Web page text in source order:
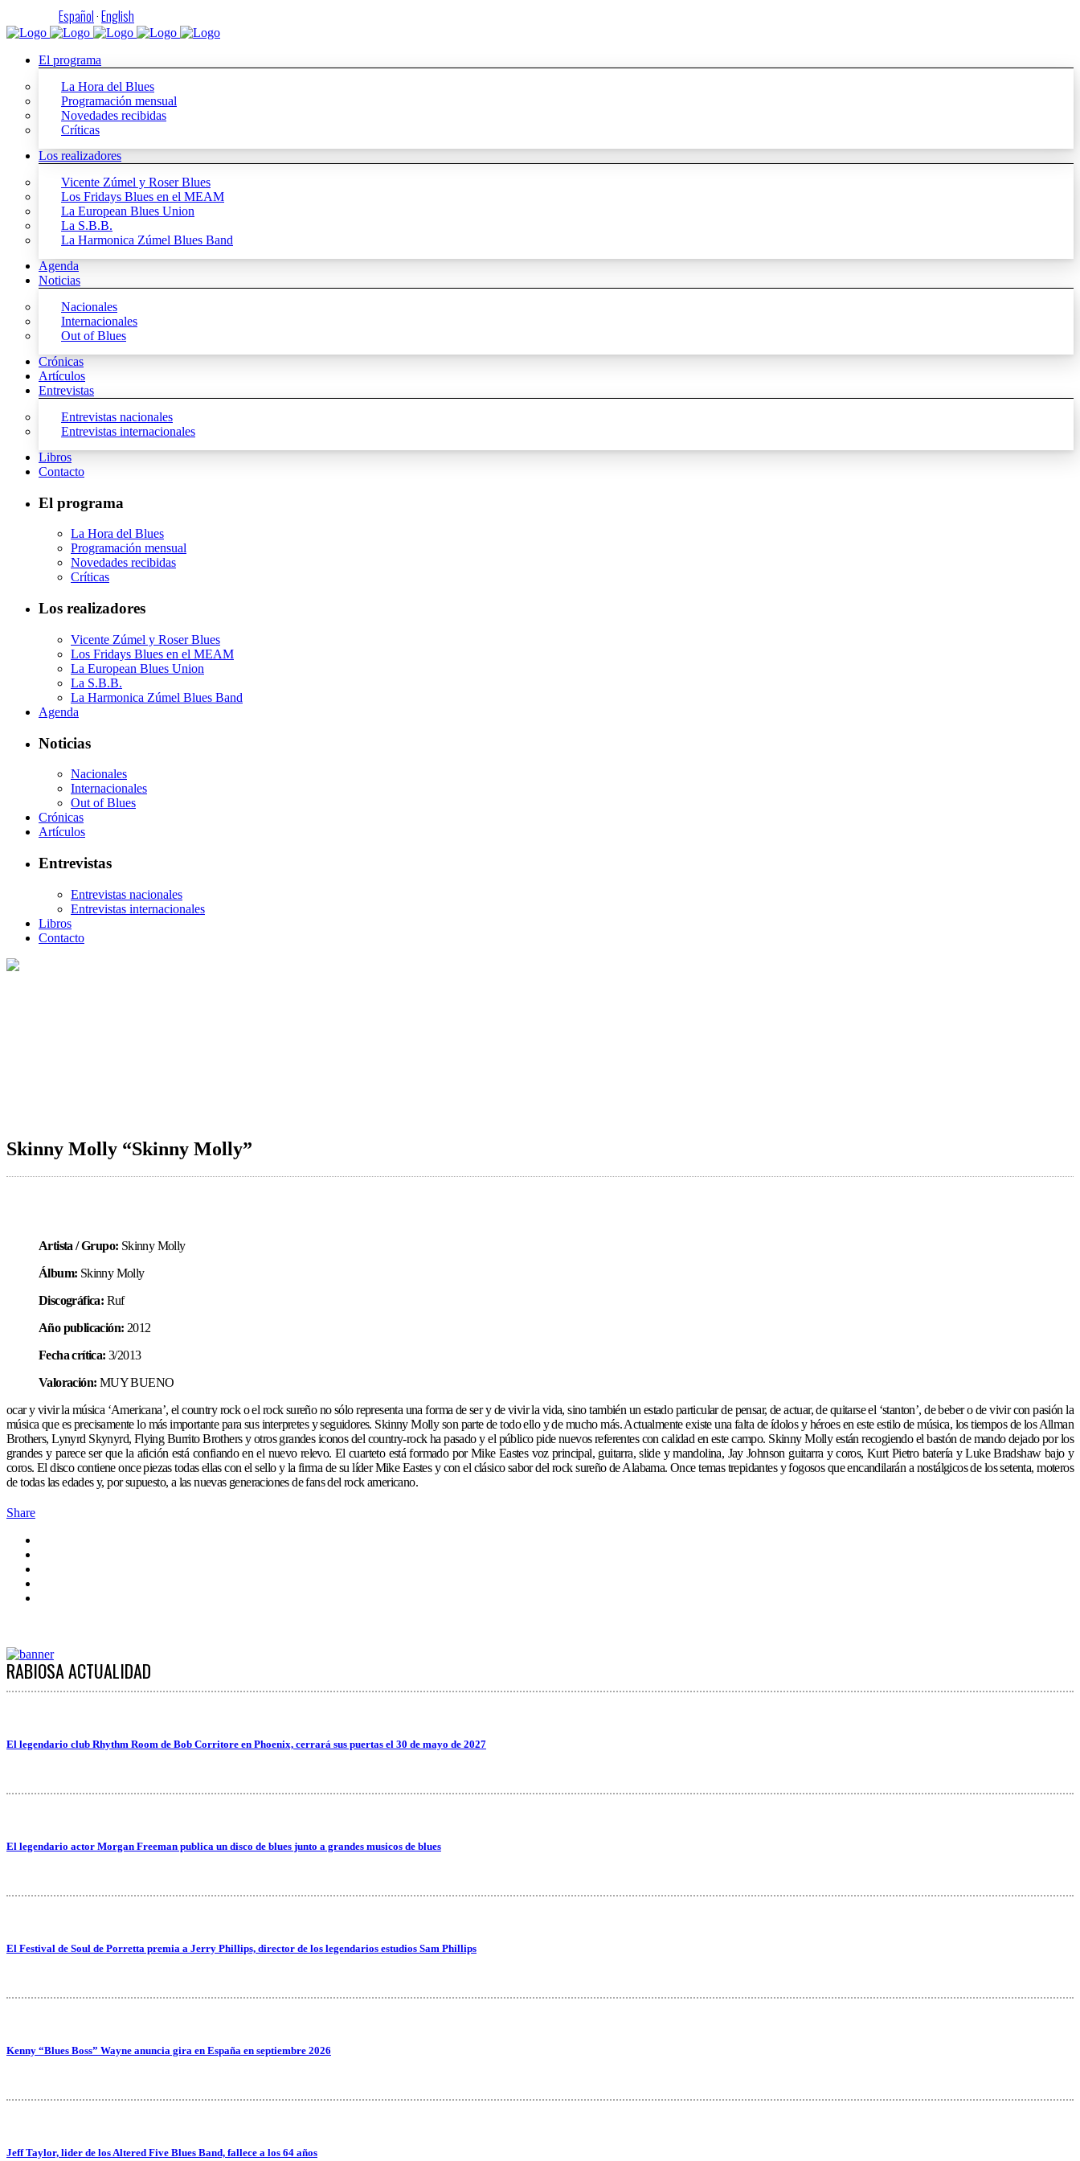
Español·English
El programa
La Hora del Blues
Programación mensual
Novedades recibidas
Críticas
Los realizadores
Vicente Zúmel y Roser Blues
Los Fridays Blues en el MEAM
La European Blues Union
La S.B.B.
La Harmonica Zúmel Blues Band
Agenda
Noticias
Nacionales
Internacionales
Out of Blues
Crónicas
Artículos
Entrevistas
Entrevistas nacionales
Entrevistas internacionales
Libros
Contacto
El programa
La Hora del Blues
Programación mensual
Novedades recibidas
Críticas
Los realizadores
Vicente Zúmel y Roser Blues
Los Fridays Blues en el MEAM
La European Blues Union
La S.B.B.
La Harmonica Zúmel Blues Band
Agenda
Noticias
Nacionales
Internacionales
Out of Blues
Crónicas
Artículos
Entrevistas
Entrevistas nacionales
Entrevistas internacionales
Libros
Contacto
Skinny Molly “Skinny Molly”
Artista / Grupo: Skinny Molly
Álbum: Skinny Molly
Discográfica: Ruf
Año publicación: 2012
Fecha crítica: 3/2013
Valoración: MUY BUENO
ocar y vivir la música ‘Americana’, el country rock o el rock sureño no sólo representa una forma de ser y de vivir la vida, sino también un estado particular de pensar, de actuar, de quitarse el ‘stanton’, de beber o de vivir con pasión la
música que es precisamente lo más importante para sus interpretes y seguidores. Skinny Molly son parte de todo ello y de mucho más. Actualmente existe una falta de ídolos y héroes en este estilo de música, los tiempos de los Allman
Brothers, Lynyrd Skynyrd, Flying Burrito Brothers y otros grandes iconos del country-rock ha pasado y el público pide nuevos referentes con calidad en este campo. Skinny Molly están recogiendo el bastón de mando dejado por los
grandes y parece ser que la afición está confiando en el nuevo relevo. El cuarteto está formado por Mike Eastes voz principal, guitarra, slide y mandolina, Jay Johnson guitarra y coros, Kurt Pietro batería y Luke Bradshaw bajo y
coros. El disco contiene once piezas todas ellas con el sello y la firma de su líder Mike Eastes y con el clásico sabor del rock sureño de Alabama. Once temas trepidantes y fogosos que encandilarán a nostálgicos de los setenta, moteros
de todas las edades y, por supuesto, a las nuevas generaciones de fans del rock americano.
Share
RABIOSA ACTUALIDAD
El legendario club Rhythm Room de Bob Corritore en Phoenix, cerrará sus puertas el 30 de mayo de 2027
El legendario actor Morgan Freeman publica un disco de blues junto a grandes musicos de blues
El Festival de Soul de Porretta premia a Jerry Phillips, director de los legendarios estudios Sam Phillips
Kenny “Blues Boss” Wayne anuncia gira en España en septiembre 2026
Jeff Taylor, lider de los Altered Five Blues Band, fallece a los 64 años